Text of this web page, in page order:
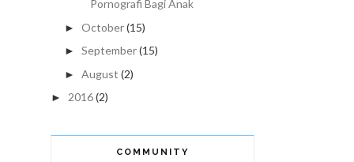
Pornografi Bagi Anak
► October(15)
► September(15)
► August (2)
► 2016(2)
COMMUNITY